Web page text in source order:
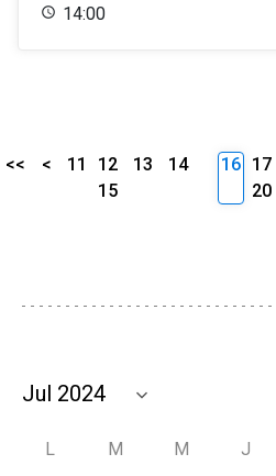
14:00
<< < 11 12 13
14
15
16 17
20
L M M J